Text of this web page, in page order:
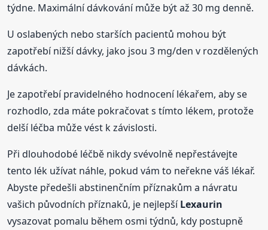
týdne. Maximální dávkování může být až 30 mg denně.
U oslabených nebo starších pacientů mohou být
zapotřebí nižší dávky, jako jsou 3 mg/den v rozdělených
dávkách.
Je zapotřebí pravidelného hodnocení lékařem, aby se
rozhodlo, zda máte pokračovat s tímto lékem, protože
delší léčba může vést k závislosti.
Při dlouhodobé léčbě nikdy svévolně nepřestávejte
tento lék užívat náhle, pokud vám to neřekne váš lékař.
Abyste předešli abstinenčním příznakům a návratu
vašich původních příznaků, je nejlepšíLexaurin
vysazovat pomalu během osmi týdnů, kdy postupně